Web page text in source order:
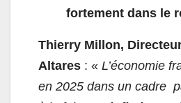
fortement dans le
Thierry Millon,
Altares : « L’économie
en 2025 dans un cadre